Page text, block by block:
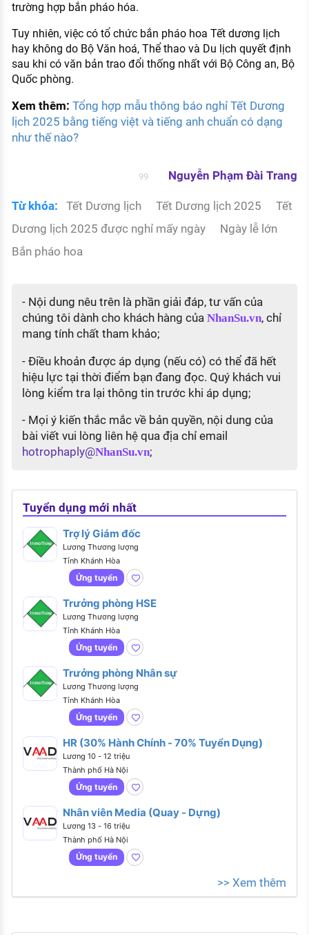
trường hợp bắn pháo hóa.
Tuy nhiên, việc có tổ chức bắn pháo hoa Tết dương lịch
hay không do Bộ Văn hoá, Thể thao và Du lịch quyết định
sau khi có văn bản trao đổi thống nhất với Bộ Công an, Bộ
Quốc phòng.
Xem thêm: Tổng hợp mẫu thông báo nghỉ Tết Dương
lịch 2025 bằng tiếng việt và tiếng anh chuẩn có dạng
như thế nào?
99 Nguyễn Phạm Đài Trang
Từ khóa: Tết Dương lịch Tết Dương lịch 2025
Tết
Dương lịch 2025 được nghỉ mấy ngày
Ngày lễ lớn
Bắn pháo hoa
- Nội dung nêu trên là phần giải đáp, tư vấn của
chúng tôi dành cho khách hàng của NhanSu.vn, chỉ
mang tính chất tham khảo;
- Điều khoản được áp dụng (nếu có) có thể đã hết
hiệu lực tại thời điểm bạn đang đọc. Quý khách vui
lòng kiểm tra lại thông tin trước khi áp dụng;
- Mọi ý kiến thắc mắc về bản quyền, nội dung của
bài viết vui lòng liên hệ qua địa chỉ email
hotrophaply@NhanSu.vn;
Tuyển dụng mới nhất
Trợ lý Giám đốc
Lương Thương lượng
Tỉnh Khánh Hòa
Ứng tuyển
Trưởng phòng HSE
Lương Thương lượng
Tỉnh Khánh Hòa
Ứng tuyển
Trưởng phòng Nhân sự
Lương Thương lượng
Tỉnh Khánh Hòa
Ứng tuyển
HR (30% Hành Chính - 70% Tuyển Dụng)
Lương 10 - 12 triệu
Thành phố Hà Nội
Ứng tuyển
Nhân viên Media (Quay - Dựng)
Lương 13 - 16 triệu
Thành phố Hà Nội
Ứng tuyển
>> Xem thêm